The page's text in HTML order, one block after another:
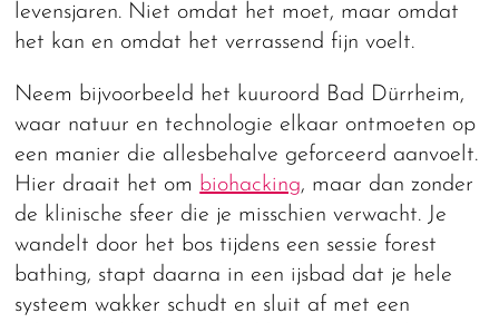
levensjaren. Niet omdat het moet, maar omdat
het kan en omdat het verrassend fijn voelt.
Neem bijvoorbeeld het kuuroord Bad Dürrheim,
waar natuur en technologie elkaar ontmoeten op
een manier die allesbehalve geforceerd aanvoelt.
Hier draait het om biohacking, maar dan zonder
de klinische sfeer die je misschien verwacht. Je
wandelt door het bos tijdens een sessie forest
bathing, stapt daarna in een ijsbad dat je hele
systeem wakker schudt en sluit af met een